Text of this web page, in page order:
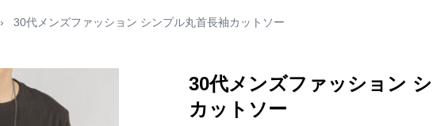
› 30代メンズファッション シンプル丸首長袖カットソー
30代メンズファッション
カットソー